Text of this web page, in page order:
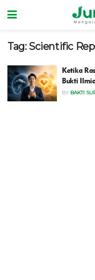
Tag: Scientific
Ketika
Bukti
BY BAKTI